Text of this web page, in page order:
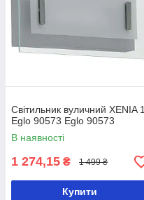
Світильник вуличний XENIA 1
Eglo 90573 Eglo 90573
В наявності
1 274,15 ₴ 1 499 ₴
Купити